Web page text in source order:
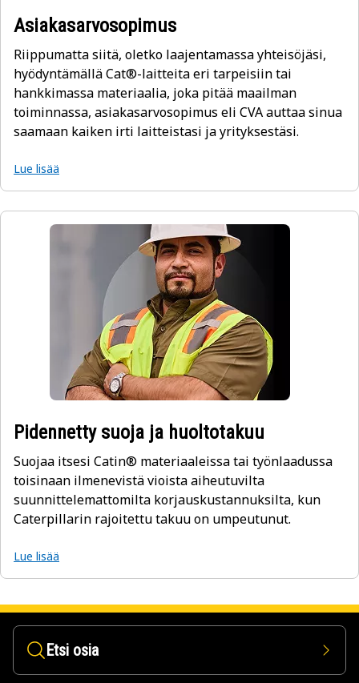
Asiakasarvosopimus
Riippumatta siitä, oletko laajentamassa yhteisöjäsi,
hyödyntämällä Cat®-laitteita eri tarpeisiin tai
hankkimassa materiaalia, joka pitää maailman
toiminnassa, asiakasarvosopimus eli CVA auttaa sinua
saamaan kaiken irti laitteistasi ja yrityksestäsi.
Lue lisää
Pidennetty suoja ja huoltotakuu
Suojaa itsesi Catin® materiaaleissa tai työnlaadussa
toisinaan ilmenevistä vioista aiheutuvilta
suunnittelemattomilta korjauskustannuksilta, kun
Caterpillarin rajoitettu takuu on umpeutunut.
Lue lisää
Etsi osia